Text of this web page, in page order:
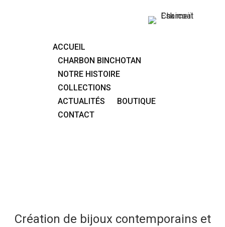
ACCUEIL
CHARBON BINCHOTAN
NOTRE HISTOIRE
COLLECTIONS
ACTUALITÉS
BOUTIQUE
CONTACT
Création de bijoux contemporains et